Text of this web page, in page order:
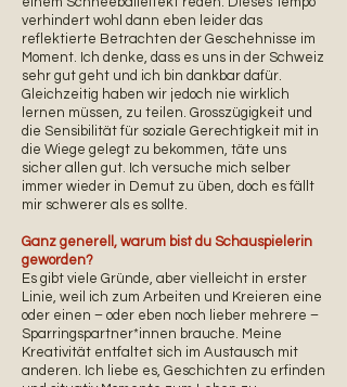
verhindert wohl dann eben leider das
reflektierte Betrachten der Geschehnisse im
Moment. Ich denke, dass es uns in der Schweiz
sehr gut geht und ich bin dankbar dafür.
Gleichzeitig haben wir jedoch nie wirklich
lernen müssen, zu teilen. Grosszügigkeit und
die Sensibilität für soziale Gerechtigkeit mit in
die Wiege gelegt zu bekommen, täte uns
sicher allen gut. Ich versuche mich selber
immer wieder in Demut zu üben, doch es fällt
mir schwerer als es sollte.
Ganz generell, warum bist du Schauspielerin
geworden?
Es gibt viele Gründe, aber vielleicht in erster
Linie, weil ich zum Arbeiten und Kreieren eine
oder einen – oder eben noch lieber mehrere –
Sparringspartner*innen brauche. Meine
Kreativität entfaltet sich im Austausch mit
anderen. Ich liebe es, Geschichten zu erfinden